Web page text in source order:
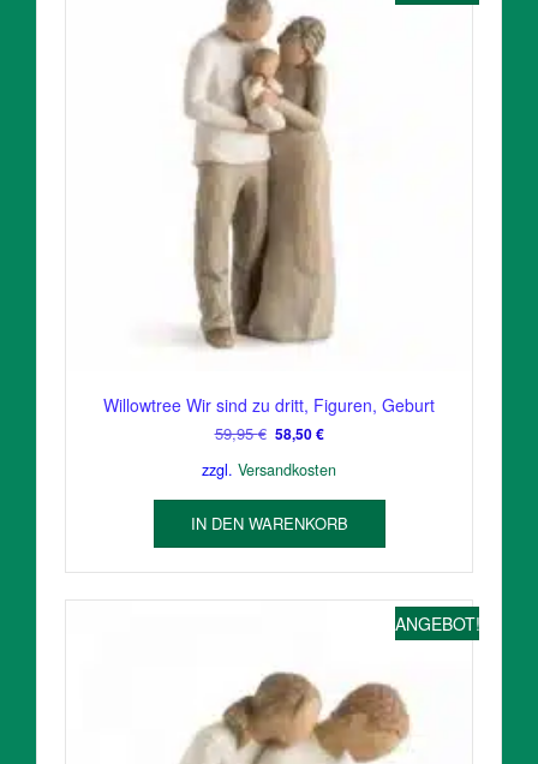
Willowtree Wir sind zu dritt, Figuren, Geburt
59,95€ Ursprünglicher
war:
59,95 €
58,50€Aktueller
ist:
58,50 €.
zzgl. Versandkosten
IN DEN WARENKORB
ANGEBOT!